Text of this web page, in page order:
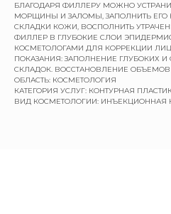
БЛАГОДАРЯ ФИЛЛЕРУ МОЖНО
МОРЩИНЫ И ЗАЛОМЫ, ЗАПОЛНИТЬ
СКЛАДКИ КОЖИ, ВОСПОЛНИТЬ
ФИЛЛЕР В ГЛУБОКИЕ СЛОИ
КОСМЕТОЛОГАМИ ДЛЯ КОРРЕКЦИИ
ПОКАЗАНИЯ: ЗАПОЛНЕНИЕ ГЛУБОКИХ
СКЛАДОК. ВОССТАНОВЛЕНИЕ
ОБЛАСТЬ: КОСМЕТОЛОГИЯ
КАТЕГОРИЯ УСЛУГ: КОНТУРНАЯ
ВИД КОСМЕТОЛОГИИ: ИНЪЕКЦИОННАЯ